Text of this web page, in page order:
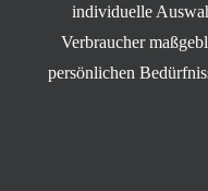
individuelle
Verbraucher
persönlichen